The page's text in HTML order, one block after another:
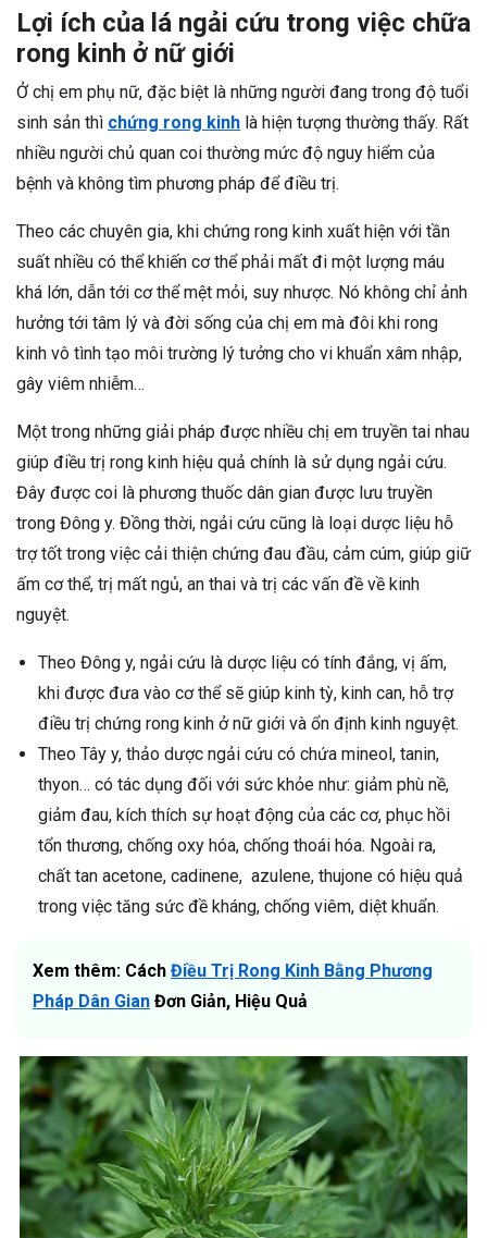
Lợi ích của lá ngải cứu trong việc chữa
rong kinh ở nữ giới
Ở chị em phụ nữ, đặc biệt là những người đang trong độ tuổi
sinh sản thì chứng rong kinh là hiện tượng thường thấy. Rất
nhiều người chủ quan coi thường mức độ nguy hiểm của
bệnh và không tìm phương pháp để điều trị.
Theo các chuyên gia, khi chứng rong kinh xuất hiện với tần
suất nhiều có thể khiến cơ thể phải mất đi một lượng máu
khá lớn, dẫn tới cơ thể mệt mỏi, suy nhược. Nó không chỉ ảnh
hưởng tới tâm lý và đời sống của chị em mà đôi khi rong
kinh vô tình tạo môi trường lý tưởng cho vi khuẩn xâm nhập,
gây viêm nhiễm…
Một trong những giải pháp được nhiều chị em truyền tai nhau
giúp điều trị rong kinh hiệu quả chính là sử dụng ngải cứu.
Đây được coi là phương thuốc dân gian được lưu truyền
trong Đông y. Đồng thời, ngải cứu cũng là loại dược liệu hỗ
trợ tốt trong việc cải thiện chứng đau đầu, cảm cúm, giúp giữ
ấm cơ thể, trị mất ngủ, an thai và trị các vấn đề về kinh
nguyệt.
Theo Đông y, ngải cứu là dược liệu có tính đắng, vị ấm,
khi được đưa vào cơ thể sẽ giúp kinh tỳ, kinh can, hỗ trợ
điều trị chứng rong kinh ở nữ giới và ổn định kinh nguyệt.
Theo Tây y, thảo dược ngải cứu có chứa mineol, tanin,
thyon… có tác dụng đối với sức khỏe như: giảm phù nề,
giảm đau, kích thích sự hoạt động của các cơ, phục hồi
tổn thương, chống oxy hóa, chống thoái hóa. Ngoài ra,
chất tan acetone, cadinene, azulene, thujone có hiệu quả
trong việc tăng sức đề kháng, chống viêm, diệt khuẩn.
Xem thêm: Cách Điều Trị Rong Kinh Bằng Phương
Pháp Dân Gian Đơn Giản, Hiệu Quả